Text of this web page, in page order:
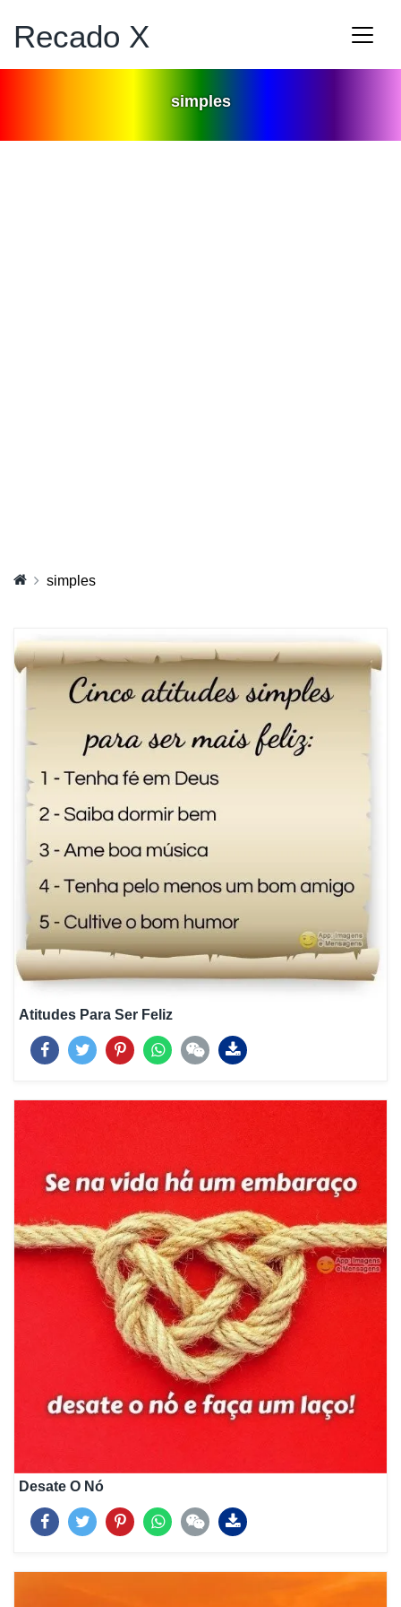
Recado X
simples
simples
Atitudes Para Ser Feliz
Desate O Nó